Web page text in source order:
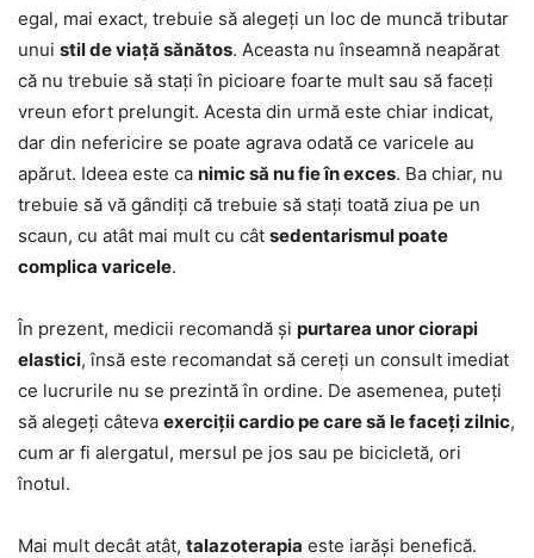
egal, mai exact, trebuie să alegeți un loc de muncă tributar
unui stil de viață sănătos. Aceasta nu înseamnă neapărat
că nu trebuie să stați în picioare foarte mult sau să faceți
vreun efort prelungit. Acesta din urmă este chiar indicat,
dar din nefericire se poate agrava odată ce varicele au
apărut. Ideea este ca nimic să nu fie în exces. Ba chiar, nu
trebuie să vă gândiți că trebuie să stați toată ziua pe un
scaun, cu atât mai mult cu cât sedentarismul poate
complica varicele.
În prezent, medicii recomandă și purtarea unor ciorapi
elastici, însă este recomandat să cereți un consult imediat
ce lucrurile nu se prezintă în ordine. De asemenea, puteți
să alegeți câteva exerciții cardio pe care să le faceți zilnic,
cum ar fi alergatul, mersul pe jos sau pe bicicletă, ori
înotul.
Mai mult decât atât, talazoterapia este iarăși benefică.